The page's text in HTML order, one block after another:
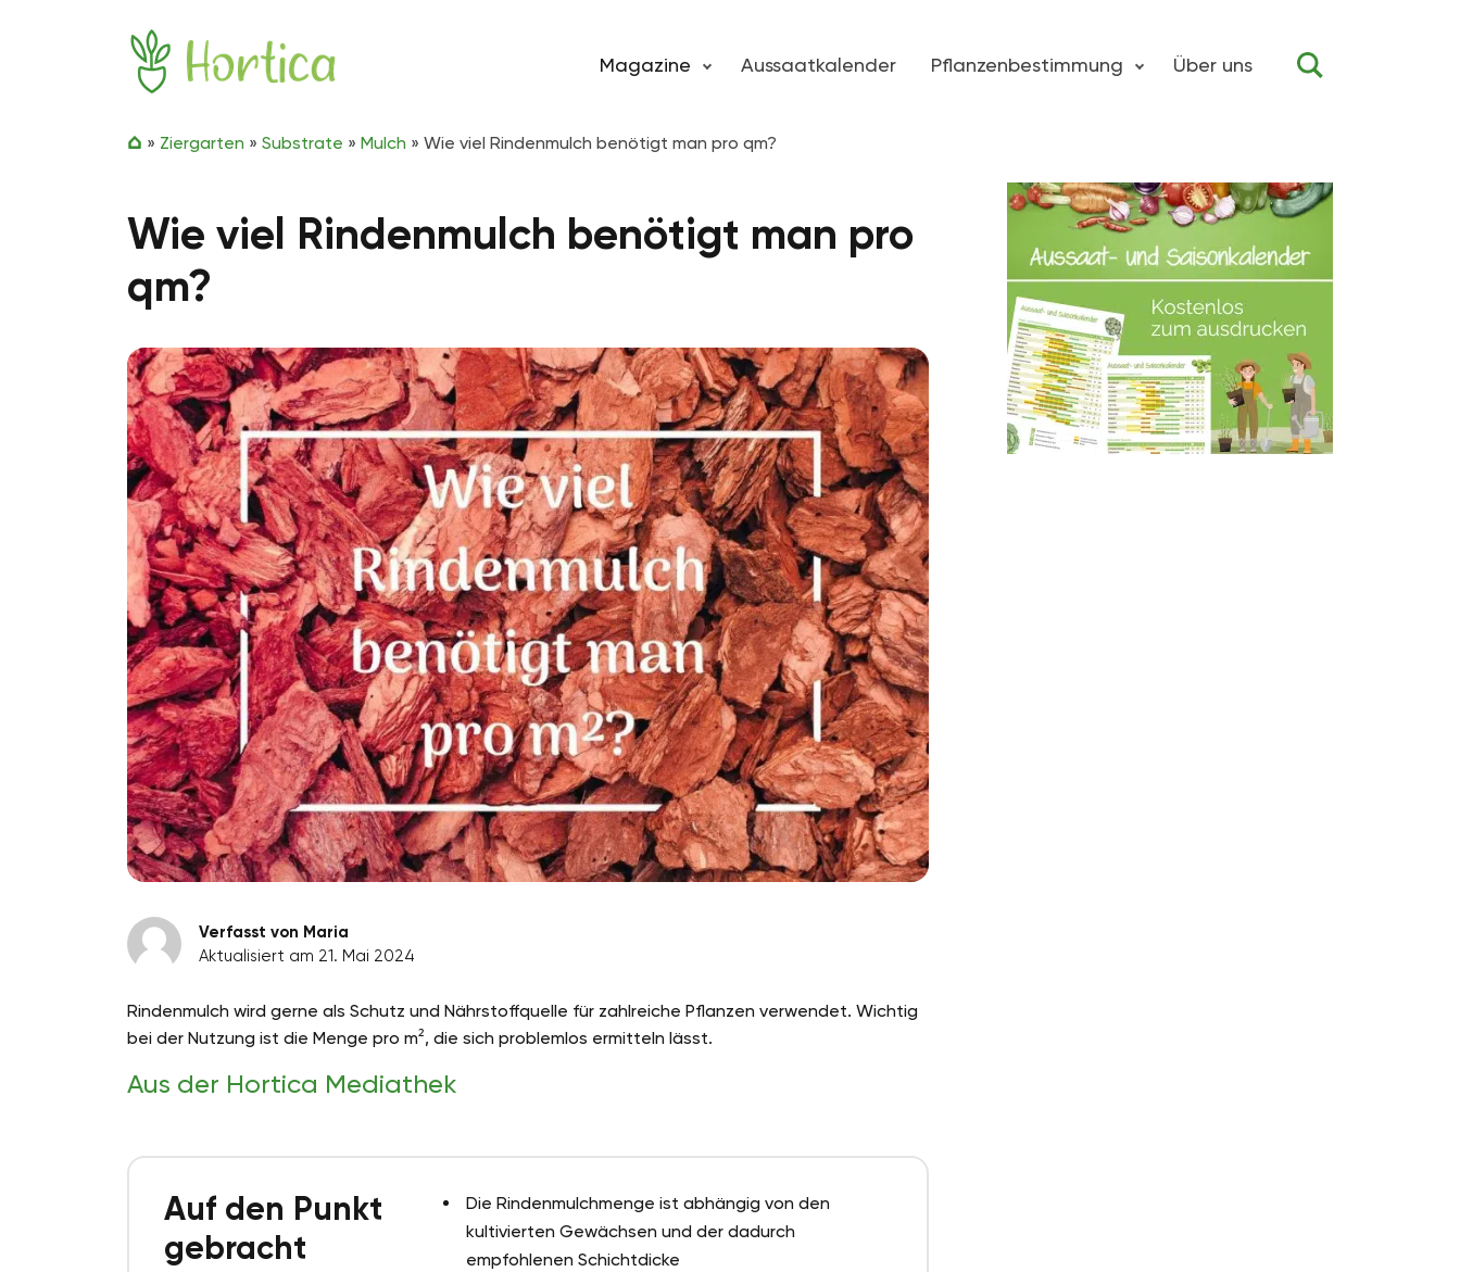
Magazine Aussaatkalender Pflanzenbestimmung Über uns
» Ziergarten » Substrate » Mulch » Wie viel Rindenmulch benötigt man pro qm?
Wie viel Rindenmulch benötigt man pro
qm?
Verfasst von Maria
Aktualisiert am 21. Mai 2024
Rindenmulch wird gerne als Schutz und Nährstoffquelle für zahlreiche Pflanzen verwendet. Wichtig
bei der Nutzung ist die Menge pro m², die sich problemlos ermitteln lässt.
Aus der Hortica Mediathek
Auf den Punkt
gebracht
Die Rindenmulchmenge ist abhängig von den
kultivierten Gewächsen und der dadurch
empfohlenen Schichtdicke